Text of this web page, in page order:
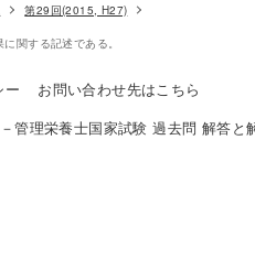
第29回(2015, H27)
関する記述である。
ー
お問い合わせ先はこちら
管理栄養士国家試験 過去問 解答と